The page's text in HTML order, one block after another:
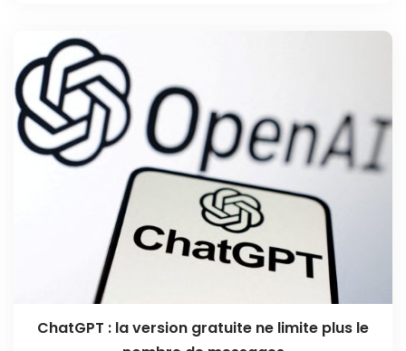
ChatGPT : la version gratuite ne limite plus le